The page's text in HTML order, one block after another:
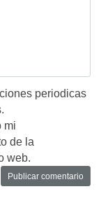
periodicas
mi
de la
web.